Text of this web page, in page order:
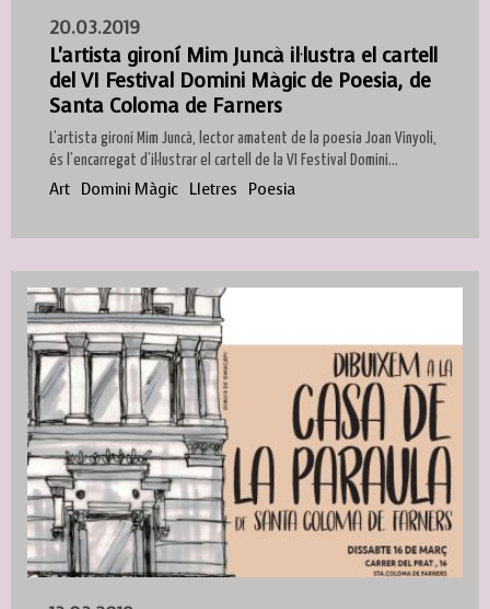
20.03.2019
L'artista gironí Mim Juncà il·lustra el cartell
del VI Festival Domini Màgic de Poesia, de
Santa Coloma de Farners
L’artista gironí Mim Juncà, lector amatent de la poesia Joan Vinyoli,
és l’encarregat d’il·lustrar el cartell de la VI Festival Domini...
Art Domini Màgic Lletres Poesia